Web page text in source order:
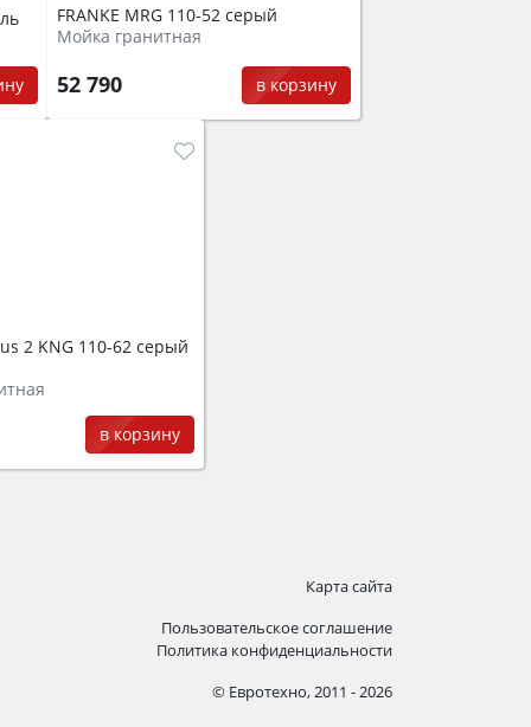
FRANKE MRG 110-52 серый
Мойка гранитная
52 790 в корзину
2 KNG 110-62 серый
в корзину
Карта сайта
Пользовательское соглашение
Политика конфиденциальности
© Евротехно, 2011 - 2026